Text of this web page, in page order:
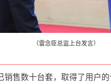
（雷念臣总监上台发言）
销售数十台套，取得了用户